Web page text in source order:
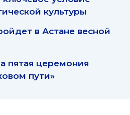
культуры
в Астане весной
пятая церемония
пути»